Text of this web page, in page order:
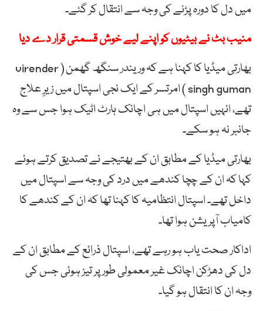
میں دل کا دورہ پڑنے کی وجہ سے انتقال کر گئے۔
منیب بٹ نے بیٹیوں کو اپنے لیے خوش قسمتی قرار دے دیا
بھارتی میڈیا کا کہنا ہے کہ وریندر سنگھ گھمن ( virender
singh guman ) امرتسر کے ایک نجی اسپتال میں زیرِ علاج
تھے، انہیں اسپتال میں ہی اچانک ہارٹ اٹیک ہوا جس سے وہ
جانبر نہ ہو سکے۔
بھارتی میڈیا کے مطابق ان کے بھتیجے نے تصدیق کرتے ہوئے
کہا کہ ان کے چچا کندھے میں درد کی وجہ سے اسپتال میں
داخل تھے۔ اسپتال انتظامیہ کا کہنا تھا کہ ان کے کندھے کا
کامیاب آپریشن ہوا تھا۔
اداکار صحت یاب ہو رہے تھے، اسپتال ذرائع کے مطابق ان کے
دل کی دھڑکن اچانک غیر معمولی طور پر تیز ہوئی جس کی
وجہ ان کا انتقال ہو گیا۔